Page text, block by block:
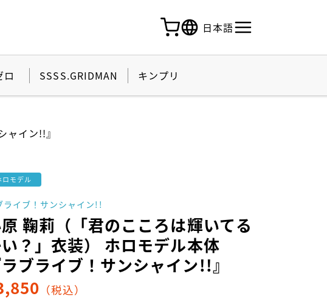
日本語
ロ SSSS.GRIDMAN キンプリ
ャイン!!』
ロモデル
ライブ！サンシャイン!!
鞠莉（「君のこころは輝いてる
？」衣装） ホロモデル本体
ラブライブ！サンシャイン!!』
（税込）